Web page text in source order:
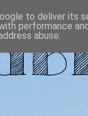
to deliver its
performance
abuse.